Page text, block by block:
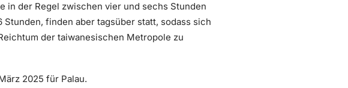
in der Regel zwischen vier und sechs Stunden
Stunden, finden aber tagsüber statt, sodass sich
der taiwanesischen Metropole zu
2025 für Palau.